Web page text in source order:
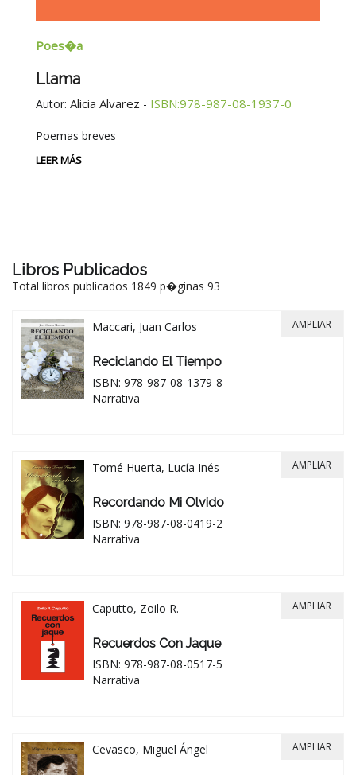
Poes�a
Llama
Autor: Alicia Alvarez - ISBN:978-987-08-1937-0
Poemas breves
LEER MÁS
Libros Publicados
Total libros publicados 1849 p�ginas 93
Maccari, Juan Carlos
Reciclando El Tiempo
ISBN: 978-987-08-1379-8
Narrativa
AMPLIAR
Tomé Huerta, Lucía Inés
Recordando Mi Olvido
ISBN: 978-987-08-0419-2
Narrativa
AMPLIAR
Caputto, Zoilo R.
Recuerdos Con Jaque
ISBN: 978-987-08-0517-5
Narrativa
AMPLIAR
Cevasco, Miguel Ángel AMPLIAR